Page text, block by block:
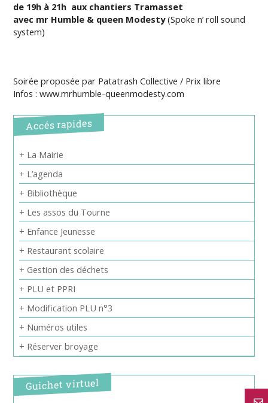
de 19h à 21h aux chantiers Tramasset
avec mr Humble & queen Modesty(Spoke n’ roll sound
system)
Soirée proposée par Patatrash Collective / Prix libre
Infos : www.mrhumble-queenmodesty.com
Accés rapides
+ La Mairie
+ L’agenda
+ Bibliothèque
+ Les assos du Tourne
+ Enfance Jeunesse
+ Restaurant scolaire
+ Gestion des déchets
+ PLU et PPRI
+ Modification PLU n°3
+ Numéros utiles
+ Réserver broyage
Guichet virtuel